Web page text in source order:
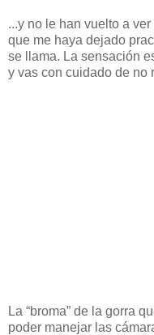
...y no le han vuelto a
que me haya dejado
se llama. La sensación
y vas con cuidado de no
La “broma” de la gorra
poder manejar las